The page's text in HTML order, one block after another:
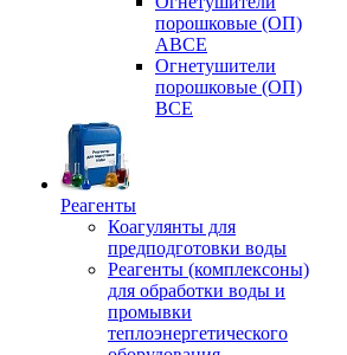
порошковые (ОП)
АВСЕ
Огнетушители
порошковые (ОП)
ВСЕ
Реагенты
Коагулянты для
предподготовки воды
Реагенты (комплексоны)
для обработки воды и
промывки
теплоэнергетического